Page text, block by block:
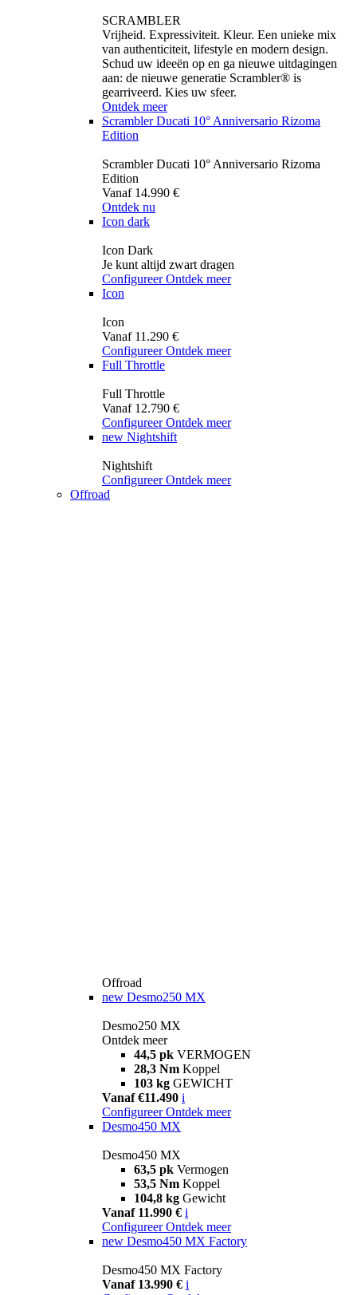
SCRAMBLER
Vrijheid. Expressiviteit. Kleur. Een unieke mix
van authenticiteit, lifestyle en modern design.
Schud uw ideeën op en ga nieuwe uitdagingen
aan: de nieuwe generatie Scrambler® is
gearriveerd. Kies uw sfeer.
Ontdek meer
Scrambler Ducati 10° Anniversario Rizoma
Edition
Scrambler Ducati 10° Anniversario Rizoma
Edition
Vanaf 14.990 €
Ontdek nu
Icon dark
Icon Dark
Je kunt altijd zwart dragen
Configureer Ontdek meer
Icon
Icon
Vanaf 11.290 €
Configureer Ontdek meer
Full Throttle
Full Throttle
Vanaf 12.790 €
Configureer Ontdek meer
new Nightshift
Nightshift
Configureer Ontdek meer
Offroad
Offroad
new Desmo250 MX
Desmo250 MX
Ontdek meer
44,5 pk VERMOGEN
28,3 Nm Koppel
103 kg GEWICHT
Vanaf €11.490 i
Configureer Ontdek meer
Desmo450 MX
Desmo450 MX
63,5 pk Vermogen
53,5 Nm Koppel
104,8 kg Gewicht
Vanaf 11.990 € i
Configureer Ontdek meer
new Desmo450 MX Factory
Desmo450 MX Factory
Vanaf 13.990 € i